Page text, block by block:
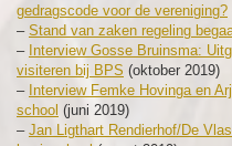
gedragscode voor de vereniging?
– Stand van zaken regeling
– Interview Gosse Bruinsma:
visiteren bij BPS (oktober 2019)
– Interview Femke Hovinga en
school (juni 2019)
– Jan Ligthart Rendierhof/De